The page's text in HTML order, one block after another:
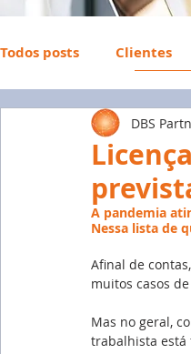
Todos posts Clientes
FGTS
Reforma Trabalhista
Outsourcing
DBS
A pandemia
Nessa lista de
Afinal de
muitos casos
Mas no geral,
trabalhista está